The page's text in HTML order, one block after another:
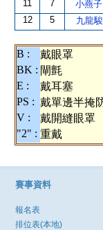
11 7 小燕子
12 5 九龍駿
B : 戴眼罩
BK : 閘氈
E :
戴耳塞
PS : 戴單邊半掩
V :
戴開縫眼罩
"2" : 重戴
賽事資料
報名表
排位表(本地)